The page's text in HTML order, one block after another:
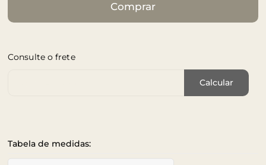
Comprar
Consulte o frete
Calcular
Tabela de medidas: